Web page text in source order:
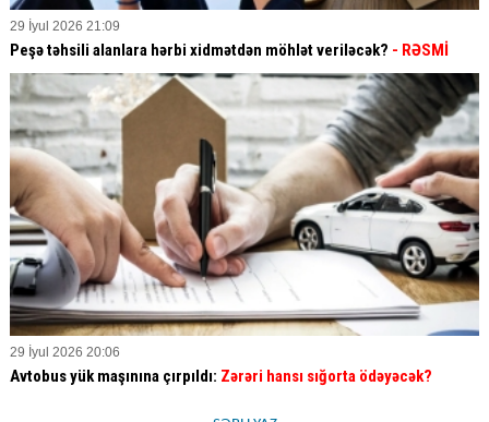
29 İyul 2026 21:09
Peşə təhsili alanlara hərbi xidmətdən möhlət veriləcək? - RƏSMİ
29 İyul 2026 20:06
Avtobus yük maşınına çırpıldı: Zərəri hansı sığorta ödəyəcək?